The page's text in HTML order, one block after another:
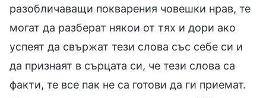
разобличаващи покварения човешки нрав, те
могат да разберат някои от тях и дори ако
успеят да свържат тези слова със себе си и
да признаят в сърцата си, че тези слова са
факти, те все пак не са готови да ги приемат.